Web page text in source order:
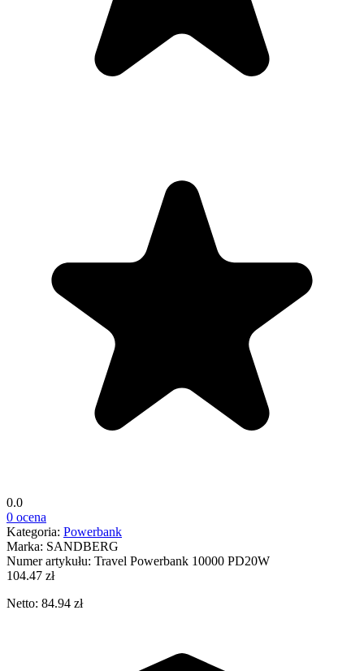
0.0
0 ocena
Kategoria: Powerbank
Marka: SANDBERG
Numer artykułu: Travel Powerbank 10000 PD20W
104.47 zł
Netto: 84.94 zł